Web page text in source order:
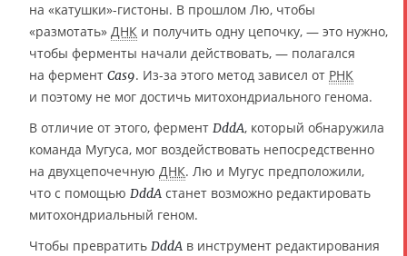
на «катушки»-гистоны. В прошлом Лю, чтобы
«размотать» ДНК и получить одну цепочку, — это нужно,
чтобы ферменты начали действовать, — полагался
на фермент Cas9. Из-за этого метод зависел от РНК
и поэтому не мог достичь митохондриального генома.
В отличие от этого, фермент DddA, который обнаружила
команда Мугуса, мог воздействовать непосредственно
на двухцепочечную ДНК. Лю и Мугус предположили,
что с помощью DddA станет возможно редактировать
митохондриальный геном.
Чтобы превратить DddA в инструмент редактирования